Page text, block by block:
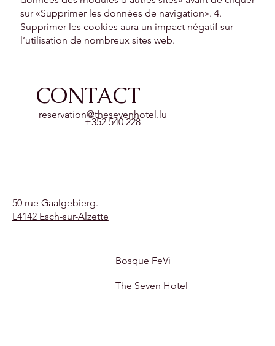
sur «Supprimer les données de navigation». 4.
Supprimer les cookies aura un impact négatif sur
l’utilisation de nombreux sites web.
CONTACT
+352 540 228
reservation@thesevenhotel.lu
50 rue Gaalgebierg.
L4142 Esch-sur-Alzette
Bosque FeVi
The Seven Hotel